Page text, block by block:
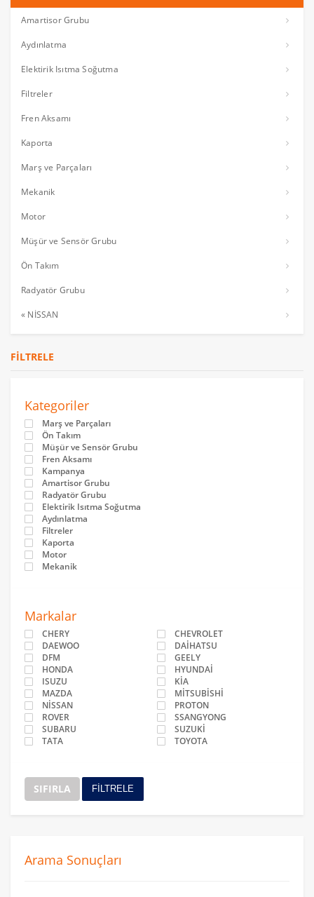
Amartisor Grubu
Aydınlatma
Elektirik Isıtma Soğutma
Filtreler
Fren Aksamı
Kaporta
Marş ve Parçaları
Mekanik
Motor
Müşür ve Sensör Grubu
Ön Takım
Radyatör Grubu
« NİSSAN
FILTRELE
Kategoriler
Marş ve Parçaları
Ön Takım
Müşür ve Sensör Grubu
Fren Aksamı
Kampanya
Amartisor Grubu
Radyatör Grubu
Elektirik Isıtma Soğutma
Aydınlatma
Filtreler
Kaporta
Motor
Mekanik
Markalar
CHERY
CHEVROLET
DAEWOO
DAİHATSU
DFM
GEELY
HONDA
HYUNDAİ
ISUZU
KİA
MAZDA
MİTSUBİSHİ
NİSSAN
PROTON
ROVER
SSANGYONG
SUBARU
SUZUKİ
TATA
TOYOTA
SIFIRLA FİLTRELE
Arama Sonuçları